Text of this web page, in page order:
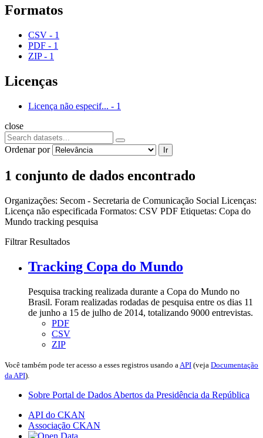
Formatos
CSV - 1
PDF - 1
ZIP - 1
Licenças
Licença não especif... - 1
close
Ordenar por Ir
1 conjunto de dados encontrado
Organizações: Secom - Secretaria de Comunicação Social Licenças:
Licença não especificada Formatos: CSV PDF Etiquetas: Copa do
Mundo tracking pesquisa
Filtrar Resultados
Tracking Copa do Mundo
Pesquisa tracking realizada durante a Copa do Mundo no
Brasil. Foram realizadas rodadas de pesquisa entre os dias 11
de junho a 15 de julho de 2014, totalizando 9000 entrevistas.
PDF
CSV
ZIP
Você também pode ter acesso a esses registros usando a API (veja Documentação
da API).
Sobre Portal de Dados Abertos da Presidência da República
API do CKAN
Associação CKAN